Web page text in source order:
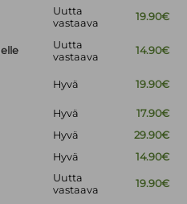
Uutta
vastaava
19.90€
Uutta
vastaava
14.90€
Hyvä 19.90€
Hyvä
17.90€
Hyvä
29.90€
Hyvä 14.90€
Uutta
vastaava
19.90€